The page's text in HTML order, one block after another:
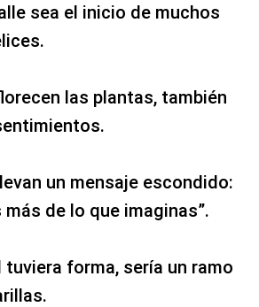
sea el inicio de muchos
las plantas, también
un mensaje escondido:
de lo que imaginas”.
forma, sería un ramo